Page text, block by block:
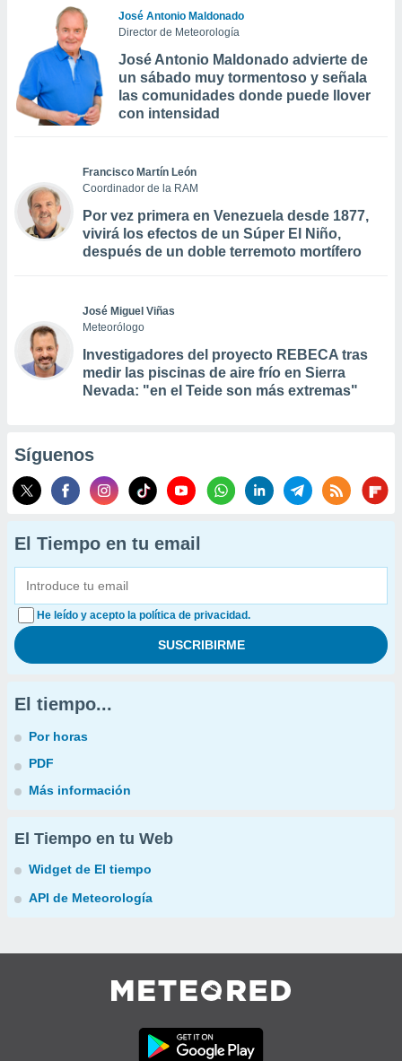
José Antonio Maldonado
Director de Meteorología
José Antonio Maldonado advierte de
un sábado muy tormentoso y señala
las comunidades donde puede llover
con intensidad
Francisco Martín León
Coordinador de la RAM
Por vez primera en Venezuela desde 1877,
vivirá los efectos de un Súper El Niño,
después de un doble terremoto mortífero
José Miguel Viñas
Meteorólogo
Investigadores del proyecto REBECA tras
medir las piscinas de aire frío en Sierra
Nevada: "en el Teide son más extremas"
Síguenos
El Tiempo en tu email
He leído y acepto la política de privacidad.
El tiempo...
Por horas
PDF
Más información
El Tiempo en tu Web
Widget de El tiempo
API de Meteorología